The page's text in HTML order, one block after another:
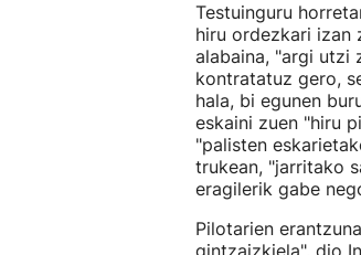
Testuinguru
hiru ordezkari izan
alabaina, "argi utzi
kontratatuz gero,
hala, bi egunen
eskaini zuen "hiru
"palisten
trukean, "jarritako
eragilerik gabe
Pilotarien
gintzaizkiela", dio